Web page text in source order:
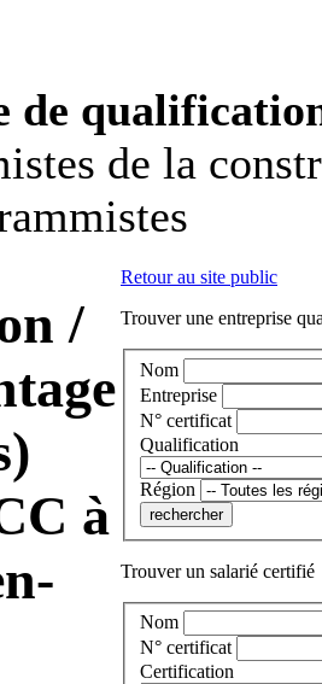
de
de la
/
à
Retour au site public
Trouver une entreprise
Nom
Entreprise
N° certificat
Qualification
Région
Trouver un salarié certifié
Nom
N° certificat
Certification